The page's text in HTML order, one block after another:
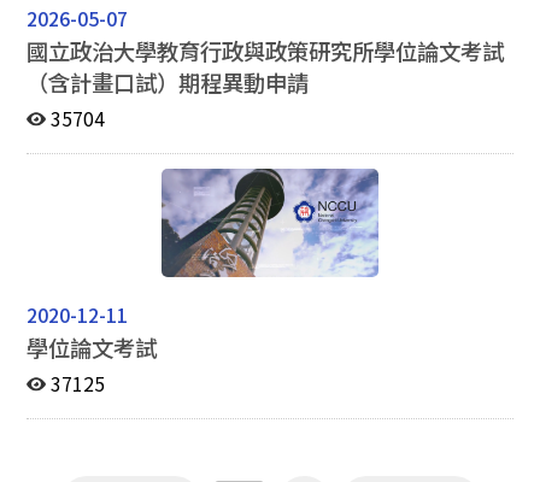
2026-05-07
國立政治大學教育行政與政策研究所學位論文考試
（含計畫口試）期程異動申請
35704
2020-12-11
學位論文考試
37125